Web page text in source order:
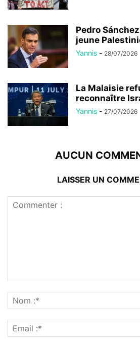
Pedro
jeune
Yannis - 28/07/2026
La Malaisie
reconnaître
Yannis - 27/07/2026
AUCUN
LAISSER UN